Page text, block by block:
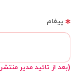
پیغام
(بعد از تائید مدیر